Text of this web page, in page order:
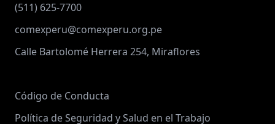
(511) 625-7700
comexperu@comexperu.org.pe
Calle Bartolomé Herrera 254, Miraflores
Código de Conducta
Política de Seguridad y Salud en el Trabajo